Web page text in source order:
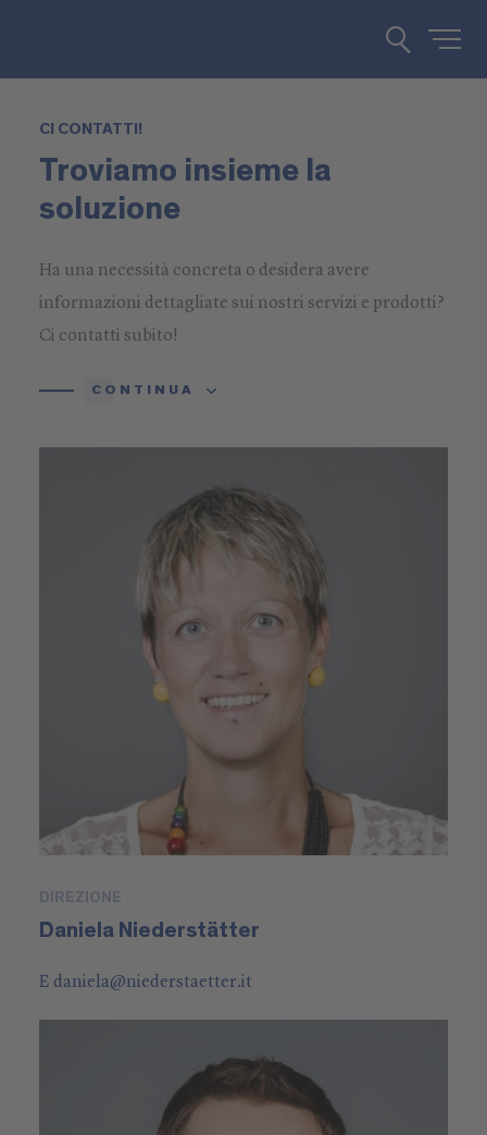
CI CONTATTI!
Troviamo insieme la
soluzione
Ha una necessità concreta o desidera avere
informazioni dettagliate sui nostri servizi e prodotti?
Ci contatti subito!
CONTINUA
DIREZIONE
Daniela Niederstätter
E daniela@niederstaetter.it